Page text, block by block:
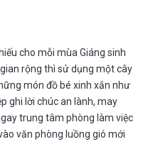
cho mỗi mùa Giáng sinh
rộng thì sử dụng một cây
món đồ bé xinh xắn như
ghi lời chúc an lành, may
trung tâm phòng làm việc
văn phòng luồng gió mới